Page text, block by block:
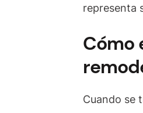
representa
Cómo
Cuando se